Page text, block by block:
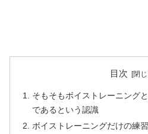
目次
そもそもボイストレーニング
であるという認識
ボイストレーニングだけの練